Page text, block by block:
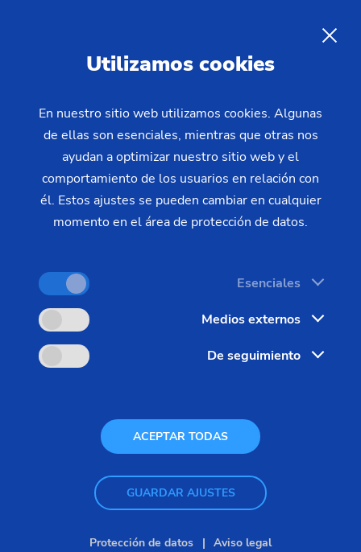
¿Le interesan otros países o aprender nuevos
idiomas? ¿Le gustaría seguir ganando experiencia
en un entorno nuevo y poner a prueba sus
capacidades? – El grupo EMAG le da esta
oportunidad gracias a su carácter internacional y su
Carácter internacional e innovador
como factor de éxito y garantía de
crecimiento continuo.
Utilizamos cookies
En nuestro sitio web utilizamos cookies. Algunas
de ellas son esenciales, mientras que otras nos
ayudan a optimizar nuestro sitio web y el
comportamiento de los usuarios en relación con
él. Estos ajustes se pueden cambiar en cualquier
momento en el área de protección de datos.
Esenciales
Medios externos
De seguimiento
ACEPTAR TODAS
GUARDAR AJUSTES
Protección de datos Aviso legal